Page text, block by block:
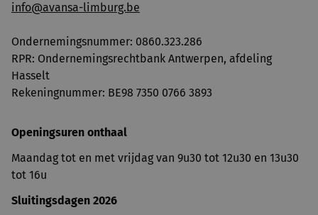
info@avansa-limburg.be
Ondernemingsnummer: ​0860.323.286
RPR: Ondernemingsrechtbank Antwerpen, afdeling
Hasselt
Rekeningnummer: BE98 7350 0766 3893
Openingsuren onthaal
Maandag tot en met vrijdag van 9u30 tot 12u30 en 13u30
tot 16u
Sluitingsdagen 2026